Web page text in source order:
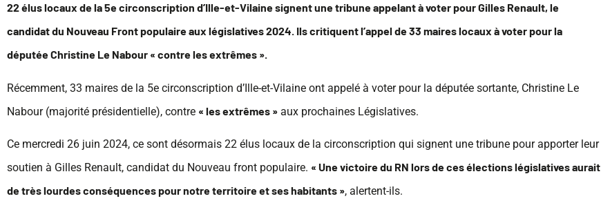
22 élus locaux de la 5e circonscription d’Ille-et-Vilaine signent une tribune appelant à voter pour Gilles Renault, le
candidat du Nouveau Front populaire aux législatives 2024. Ils critiquent l’appel de 33 maires locaux à voter pour la
députée Christine Le Nabour « contre les extrêmes ».
Récemment, 33 maires de la 5e circonscription d’Ille-et-Vilaine ont appelé à voter pour la députée sortante, Christine Le
Nabour (majorité présidentielle), contre « les extrêmes » aux prochaines Législatives.
Ce mercredi 26 juin 2024, ce sont désormais 22 élus locaux de la circonscription qui signent une tribune pour apporter leur
soutien à Gilles Renault, candidat du Nouveau front populaire. « Une victoire du RN lors de ces élections législatives aurait
de très lourdes conséquences pour notre territoire et ses habitants », alertent-ils.